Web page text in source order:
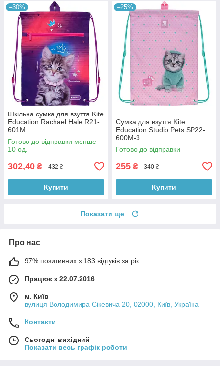
–30%
Шкільна сумка для взуття Kite
Education Rachael Hale R21-
601M
Готово до відправки менше
10 од.
302,40 ₴ 432 ₴
Купити
–25%
Сумка для взуття Kite
Education Studio Pets SP22-
600M-3
Готово до відправки
255 ₴ 340 ₴
Купити
Показати ще
Про нас
97% позитивних з 183 відгуків за рік
Працює з 22.07.2016
м. Київ
вулиця Володимира Сікевича 20, 02000, Київ, Україна
Контакти
Сьогодні вихідний
Показати весь графік роботи